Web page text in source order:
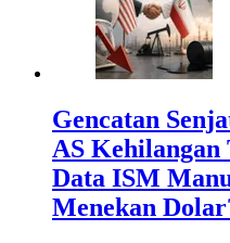
Gencatan
AS Kehilangan
Data ISM
Menekan